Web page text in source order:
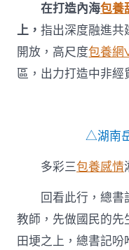
在打造內海包養
上，指出深度融進共
開放，高尺度包養網
區，出力打造中非經
△湖南
多彩三包養感情
回看此行，總書
教師，先做國民的先
田埂之上，總書記吩